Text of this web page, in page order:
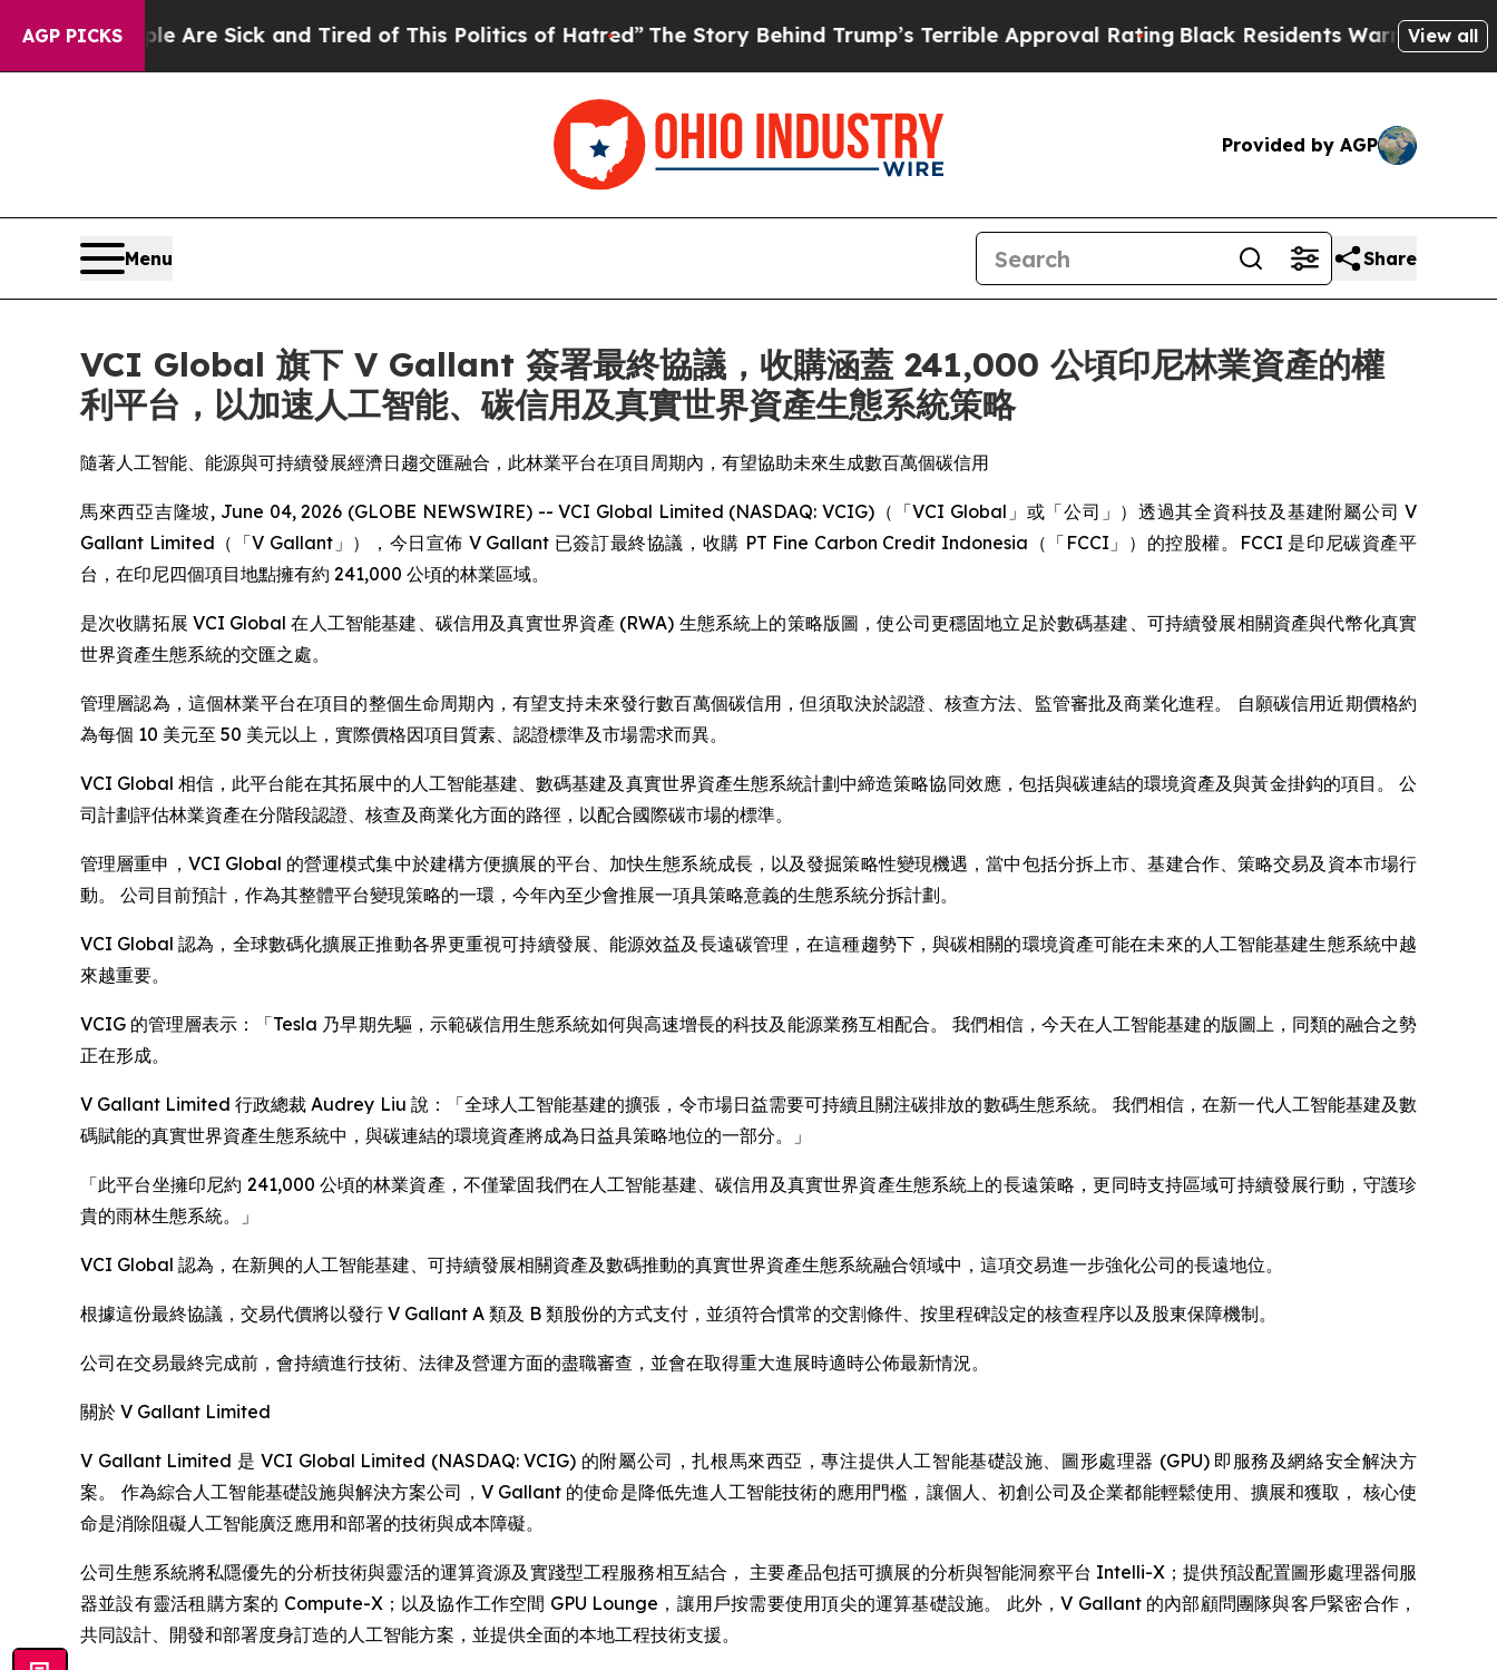
AGP PICKSAre Sick and Tired of This Politics of Hatred”The Story Behind Trump’s Terrible Approval RatingBlack Residents Warned of AbusiveView all
Provided by AGP
Menu Share
VCI Global 旗下 V Gallant 簽署最終協議，收購涵蓋 241,000 公頃印尼林業資產的權
利平台，以加速人工智能、碳信用及真實世界資產生態系統策略
隨著人工智能、能源與可持續發展經濟日趨交匯融合，此林業平台在項目周期內，有望協助未來生成數百萬個碳信用
馬來西亞吉隆坡, June 04, 2026 (GLOBE NEWSWIRE) -- VCI Global Limited (NASDAQ: VCIG)（「VCI Global」或「公司」）透過其全資科技及基建附屬公司 V
Gallant Limited（「V Gallant」），今日宣佈 V Gallant 已簽訂最終協議，收購 PT Fine Carbon Credit Indonesia（「FCCI」）的控股權。FCCI 是印尼碳資產平
台，在印尼四個項目地點擁有約 241,000 公頃的林業區域。
是次收購拓展 VCI Global 在人工智能基建、碳信用及真實世界資產 (RWA) 生態系統上的策略版圖，使公司更穩固地立足於數碼基建、可持續發展相關資產與代幣化真實
世界資產生態系統的交匯之處。
管理層認為，這個林業平台在項目的整個生命周期內，有望支持未來發行數百萬個碳信用，但須取決於認證、核查方法、監管審批及商業化進程。 自願碳信用近期價格約
為每個 10 美元至 50 美元以上，實際價格因項目質素、認證標準及市場需求而異。
VCI Global 相信，此平台能在其拓展中的人工智能基建、數碼基建及真實世界資產生態系統計劃中締造策略協同效應，包括與碳連結的環境資產及與黃金掛鈎的項目。 公
司計劃評估林業資產在分階段認證、核查及商業化方面的路徑，以配合國際碳市場的標準。
管理層重申，VCI Global 的營運模式集中於建構方便擴展的平台、加快生態系統成長，以及發掘策略性變現機遇，當中包括分拆上市、基建合作、策略交易及資本市場行
動。 公司目前預計，作為其整體平台變現策略的一環，今年內至少會推展一項具策略意義的生態系統分拆計劃。
VCI Global 認為，全球數碼化擴展正推動各界更重視可持續發展、能源效益及長遠碳管理，在這種趨勢下，與碳相關的環境資產可能在未來的人工智能基建生態系統中越
來越重要。
VCIG 的管理層表示：「Tesla 乃早期先驅，示範碳信用生態系統如何與高速增長的科技及能源業務互相配合。 我們相信，今天在人工智能基建的版圖上，同類的融合之勢
正在形成。
V Gallant Limited 行政總裁 Audrey Liu 說：「全球人工智能基建的擴張，令市場日益需要可持續且關注碳排放的數碼生態系統。 我們相信，在新一代人工智能基建及數
碼賦能的真實世界資產生態系統中，與碳連結的環境資產將成為日益具策略地位的一部分。」
「此平台坐擁印尼約 241,000 公頃的林業資產，不僅鞏固我們在人工智能基建、碳信用及真實世界資產生態系統上的長遠策略，更同時支持區域可持續發展行動，守護珍
貴的雨林生態系統。」
VCI Global 認為，在新興的人工智能基建、可持續發展相關資產及數碼推動的真實世界資產生態系統融合領域中，這項交易進一步強化公司的長遠地位。
根據這份最終協議，交易代價將以發行 V Gallant A 類及 B 類股份的方式支付，並須符合慣常的交割條件、按里程碑設定的核查程序以及股東保障機制。
公司在交易最終完成前，會持續進行技術、法律及營運方面的盡職審查，並會在取得重大進展時適時公佈最新情況。
關於 V Gallant Limited
V Gallant Limited 是 VCI Global Limited (NASDAQ: VCIG) 的附屬公司，扎根馬來西亞，專注提供人工智能基礎設施、圖形處理器 (GPU) 即服務及網絡安全解決方
案。 作為綜合人工智能基礎設施與解決方案公司，V Gallant 的使命是降低先進人工智能技術的應用門檻，讓個人、初創公司及企業都能輕鬆使用、擴展和獲取， 核心使
命是消除阻礙人工智能廣泛應用和部署的技術與成本障礙。
公司生態系統將私隱優先的分析技術與靈活的運算資源及實踐型工程服務相互結合， 主要產品包括可擴展的分析與智能洞察平台 Intelli-X；提供預設配置圖形處理器伺服
器並設有靈活租購方案的 Compute-X；以及協作工作空間 GPU Lounge，讓用戶按需要使用頂尖的運算基礎設施。 此外，V Gallant 的內部顧問團隊與客戶緊密合作，
共同設計、開發和部署度身訂造的人工智能方案，並提供全面的本地工程技術支援。